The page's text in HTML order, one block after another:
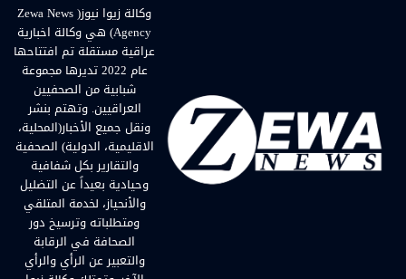
وكالة زيوا نيوز( Zewa News
Agency) هي وكالة اخبارية
عراقية مستقلة تم افتتاحها
عام 2022 تديرها مجموعة
شبابية من الصحفيين
العراقيين. وتهتم بنشر
ونقل جميع الأخبار(المحلية،
الاقليمية، الدولية) الصحفية
والتقارير بكل شفافية
وحيادية بعيداً عن التضليل
والأنحياز، لخدمة المتلقي
ومتطلباته وترسيخ دور
الصحافة في الرقابة
والتعبير عن الرأي والرأي